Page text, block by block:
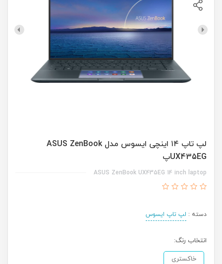
لپ تاپ ۱۴ اینچی ایسوس مدل ASUS ZenBook
UX435EGپ
ASUS ZenBook UX435EG 14 inch laptop
دسته : لپ تاپ ایسوس
انتخاب رنگ:
خاکستری